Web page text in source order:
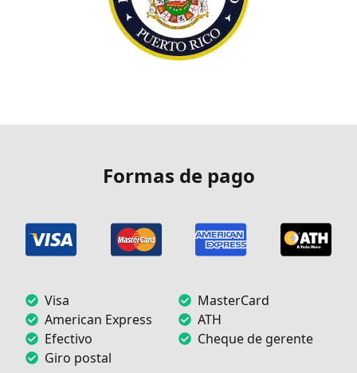
Formas de pago
Visa
MasterCard
American Express
ATH
Efectivo
Cheque de gerente
Giro postal